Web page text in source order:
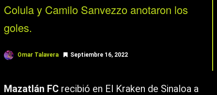
Colula y Camilo Sanvezzo anotaron los
goles.
Omar Talavera Septiembre 16, 2022
Mazatlán FC recibió en El Kraken de Sinaloa a